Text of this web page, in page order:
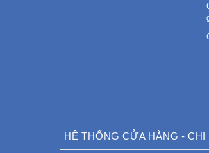
HỆ THỐNG CỬA HÀNG -